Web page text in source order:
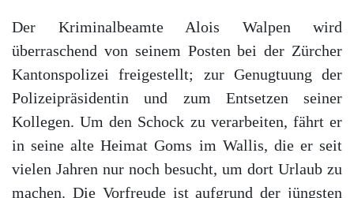
Der Kriminalbeamte Alois Walpen wird
überraschend von seinem Posten bei der Zürcher
Kantonspolizei freigestellt; zur Genugtuung der
Polizeipräsidentin und zum Entsetzen seiner
Kollegen. Um den Schock zu verarbeiten, fährt er
in seine alte Heimat Goms im Wallis, die er seit
vielen Jahren nur noch besucht, um dort Urlaub zu
machen. Die Vorfreude ist aufgrund der jüngsten